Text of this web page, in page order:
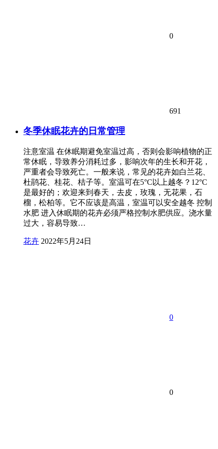
0
691
冬季休眠花卉的日常管理
注意室温 在休眠期避免室温过高，否则会影响植物的正
常休眠，导致养分消耗过多，影响次年的生长和开花，
严重者会导致死亡。一般来说，常见的花卉如白兰花、
杜鹃花、桂花、桔子等。室温可在5°C以上越冬？12°C
是最好的；欢迎来到春天，去皮，玫瑰，无花果，石
榴，松柏等。它不应该是高温，室温可以安全越冬 控制
水肥 进入休眠期的花卉必须严格控制水肥供应。浇水量
过大，容易导致…
花卉 2022年5月24日
0
0